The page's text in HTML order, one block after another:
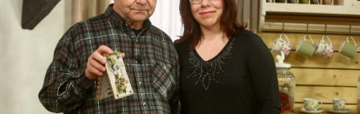
Sledujte nás